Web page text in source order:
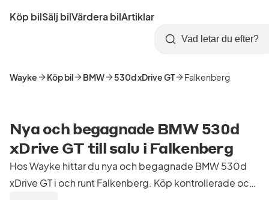
till
Startsida
Köp bilSälj bilVärdera bilArtiklar
Skapa
konto
Logga
in
Sök
Wayke Köp bil BMW 530d xDrive GT Falkenberg
Nya och begagnade BMW 530d
xDrive GT till salu i Falkenberg
Hos Wayke hittar du nya och begagnade BMW 530d
xDrive GT i och runt Falkenberg. Köp kontrollerade och